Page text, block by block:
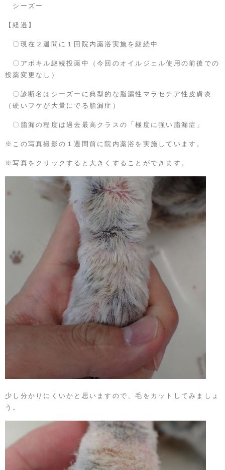
シーズー
【経過】
〇現在２週間に１回院内薬浴実施を継続中
〇アポキル継続投薬中（今回のオイルジェル使用の前後での
投薬変更なし）
〇診断名はシーズーに典型的な脂漏性マラセチア性皮膚炎
（硬いフケが大量にでる脂漏症）
〇脂漏の程度は過去最高クラスの「極度に強い脂漏症」
※この写真撮影の１週間前に院内薬浴を実施しています。
※写真をクリックすると大きくすることができます。
少し分かりにくいかと思いますので、毛をカットしてみましょ
う。